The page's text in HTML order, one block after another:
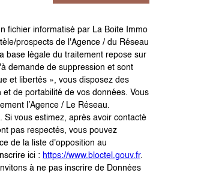
fichier informatisé par La Boite Immo
prospects de l'Agence / du Réseau
base légale du traitement repose sur
demande de suppression et sont
et libertés », vous disposez des
et de portabilité de vos données. Vous
l’Agence / Le Réseau.
Si vous estimez, après avoir contacté
pas respectés, vous pouvez
de la liste d'opposition au
ici : https://www.bloctel.gouv.fr.
à ne pas inscrire de Données